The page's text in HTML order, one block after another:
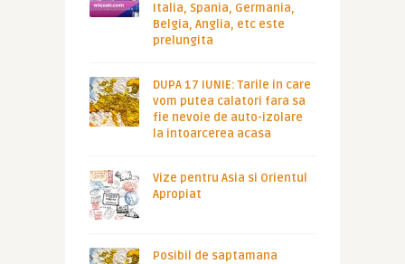
Italia, Spania, Germania,
Belgia, Anglia, etc este
prelungita
DUPA 17 IUNIE: Tarile in care
vom putea calatori fara sa
fie nevoie de auto-izolare
la intoarcerea acasa
Vize pentru Asia si Orientul
Apropiat
Posibil de saptamana